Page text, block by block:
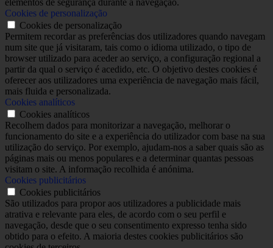
elementos de segurança durante a navegação.
Cookies de personalização
Cookies de personalização
Permitem recordar as preferências dos utilizadores quando navegam
num site que já visitaram, tais como o idioma utilizado, o tipo de
browser utilizado para aceder ao serviço, a configuração regional a
partir da qual o serviço é acedido, etc. O objetivo destes cookies é
oferecer aos utilizadores uma experiência de navegação mais fácil,
mais fluida e personalizada.
Cookies analíticos
Cookies analíticos
Recolhem dados para monitorizar a navegação, melhorar o
funcionamento do site e a experiência do utilizador com base na sua
utilização do serviço. Por exemplo, ajudam-nos a saber quais são as
páginas mais ou menos populares e a determinar quantas pessoas
visitam o site. A informação recolhida é anónima.
Cookies publicitários
Cookies publicitários
São utilizados para propor aos utilizadores a publicidade mais
atrativa e relevante para eles, de acordo com o seu perfil e
navegação, desde que o seu consentimento expresso tenha sido
obtido para o efeito. A maioria destes cookies publicitários são